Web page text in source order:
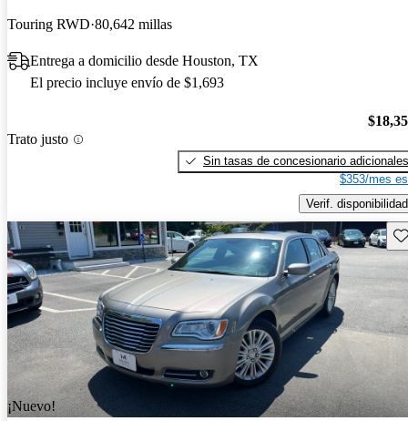
Touring RWD 80,642 millas
Entrega a domicilio desde Houston, TX
El precio incluye envío de $1,693
Trato justo
Sin tasas de concesionario adicionales
$353/mes
Verif. disponibilidad
¡Nuevo!